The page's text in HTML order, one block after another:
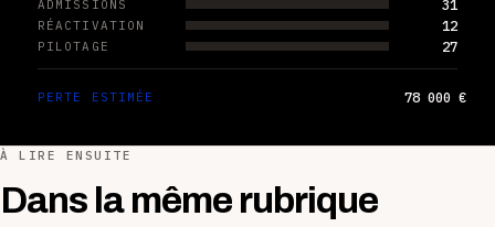
ADMISSIONS 31
RÉACTIVATION 12
PILOTAGE 27
PERTE ESTIMÉE 78 000 €
À LIRE ENSUITE
Dans la même rubrique